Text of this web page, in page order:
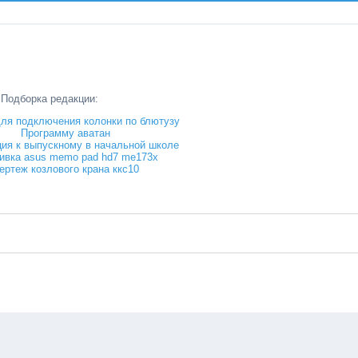
Подборка редакции:
подключения колонки по блютузу
Программу аватан
к выпускному в начальной школе
asus memo pad hd7 me173x
козлового крана ккс10